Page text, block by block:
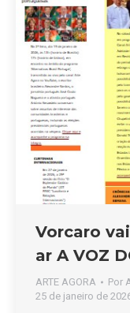
Vorcaro
ar A VOZ
ARTE AGORA Por
25 de janeiro de